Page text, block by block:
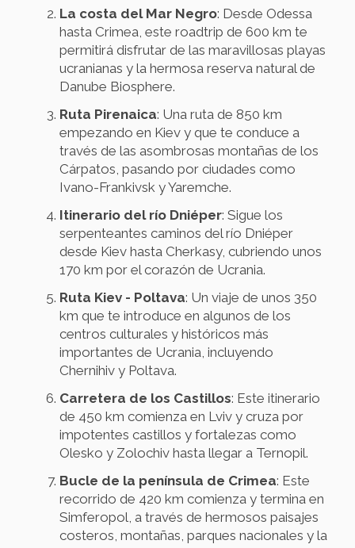
La costa del Mar Negro: Desde Odessa
hasta Crimea, este roadtrip de 600 km te
permitirá disfrutar de las maravillosas playas
ucranianas y la hermosa reserva natural de
Danube Biosphere.
Ruta Pirenaica: Una ruta de 850 km
empezando en Kiev y que te conduce a
través de las asombrosas montañas de los
Cárpatos, pasando por ciudades como
Ivano-Frankivsk y Yaremche.
Itinerario del río Dniéper: Sigue los
serpenteantes caminos del río Dniéper
desde Kiev hasta Cherkasy, cubriendo unos
170 km por el corazón de Ucrania.
Ruta Kiev - Poltava: Un viaje de unos 350
km que te introduce en algunos de los
centros culturales y históricos más
importantes de Ucrania, incluyendo
Chernihiv y Poltava.
Carretera de los Castillos: Este itinerario
de 450 km comienza en Lviv y cruza por
impotentes castillos y fortalezas como
Olesko y Zolochiv hasta llegar a Ternopil.
Bucle de la península de Crimea: Este
recorrido de 420 km comienza y termina en
Simferopol, a través de hermosos paisajes
costeros, montañas, parques nacionales y la